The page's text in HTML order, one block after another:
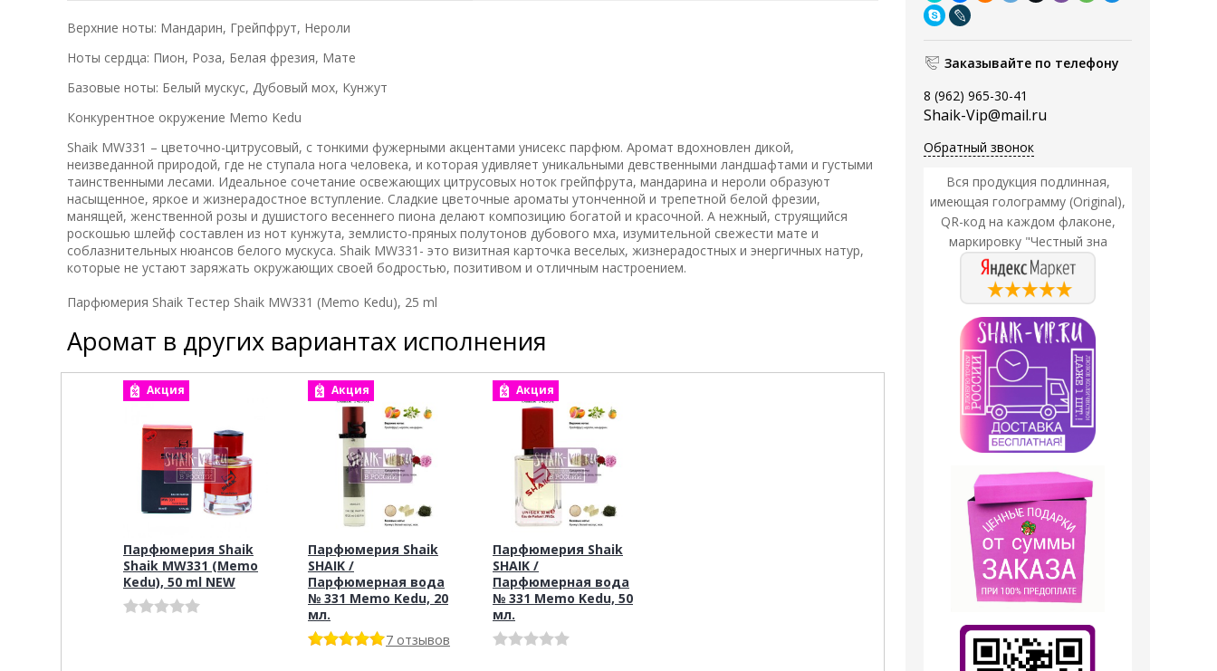
Заказывайте по телефону
8 (962) 965-30-41
Shaik-Vip@mail.ru
Обратный звонок
Вся продукция подлинная,
имеющая голограмму (Original),
QR-код на каждом флаконе,
маркировку "Честный зна
Верхние ноты: Мандарин, Грейпфрут, Нероли
Ноты сердца: Пион, Роза, Белая фрезия, Мате
Базовые ноты: Белый мускус, Дубовый мох, Кунжут
Конкурентное окружение Memo Kedu
Shaik MW331 – цветочно-цитрусовый, с тонкими фужерными акцентами унисекс парфюм. Аромат вдохновлен дикой,
неизведанной природой, где не ступала нога человека, и которая удивляет уникальными девственными ландшафтами и густыми
таинственными лесами. Идеальное сочетание освежающих цитрусовых ноток грейпфрута, мандарина и нероли образуют
насыщенное, яркое и жизнерадостное вступление. Сладкие цветочные ароматы утонченной и трепетной белой фрезии,
манящей, женственной розы и душистого весеннего пиона делают композицию богатой и красочной. А нежный, струящийся
роскошью шлейф составлен из нот кунжута, землисто-пряных полутонов дубового мха, изумительной свежести мате и
соблазнительных нюансов белого мускуса. Shaik MW331- это визитная карточка веселых, жизнерадостных и энергичных натур,
которые не устают заряжать окружающих своей бодростью, позитивом и отличным настроением.
Парфюмерия Shaik Тестер Shaik MW331 (Memo Kedu), 25 ml
Аромат в других вариантах исполнения
Акция
Парфюмерия Shaik
Shaik MW331 (Memo
Kedu), 50 ml NEW
Акция
Парфюмерия Shaik
SHAIK /
Парфюмерная вода
№ 331 Memo Kedu, 20
мл.
7 отзывов
Акция
Парфюмерия Shaik
SHAIK /
Парфюмерная вода
№ 331 Memo Kedu, 50
мл.